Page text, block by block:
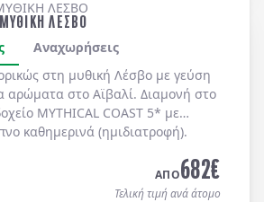
ΛΕΣΒΟ
Αναχωρήσεις
στη μυθική Λέσβο με γεύση
αρώματα στο Αϊβαλί. Διαμονή στο
MYTHICAL COAST 5* με
καθημερινά (ημιδιατροφή).
ΑΠΟ682€
Τελική τιμή ανά άτομο